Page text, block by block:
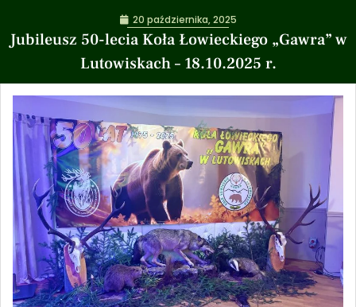
Jubileusz 50-lecia Koła Łowieckiego „Gawra” w
Lutowiskach – 18.10.2025 r.
20 października, 2025